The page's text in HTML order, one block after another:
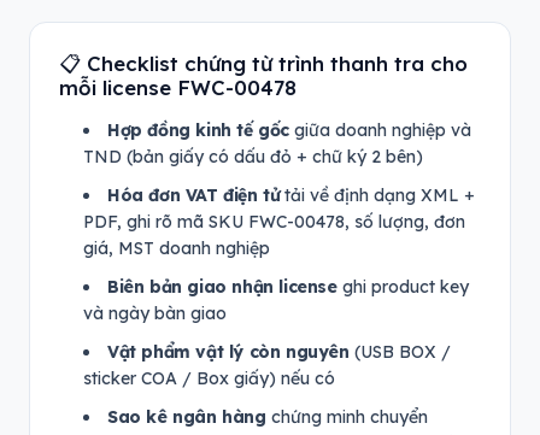
📋 Checklist chứng từ trình thanh tra cho
mỗi license FWC-00478
Hợp đồng kinh tế gốc giữa doanh nghiệp và
TND (bản giấy có dấu đỏ + chữ ký 2 bên)
Hóa đơn VAT điện tửtải về định dạng XML +
PDF, ghi rõ mã SKU FWC-00478, số lượng, đơn
giá, MST doanh nghiệp
Biên bản giao nhận licenseghi product key
và ngày bàn giao
Vật phẩm vật lý còn nguyên (USB BOX /
sticker COA / Box giấy) nếu có
Sao kê ngân hàng chứng minh chuyển